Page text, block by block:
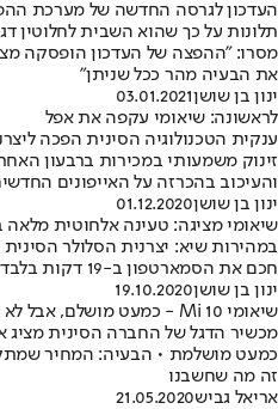
העדכון לגרסה החדשה של מערכת
תלונות על כך שהוא השבית לחלוטין
מסרו: "ההפצה של העדכון הופסקה
את הבעיה מהר ככל שניתן"
ינון בן שושן03.01.2021
לראשונה: שיאומי עקפה את אפל
ענקית הטכנולוגיה הסינית הפכה
זינוק משמעותי במכירות ברבעון
והעיכוב בהכרזה על האייפונים
ינון בן שושן01.12.2020
שיאומי מציגה: טעינה אלחוטית מלאה בכ-20
במהירות שיא: יצרנית הסלולר
חכם את הסמארטפון ב-19 דקות בלבד • צפו בסרטון ההדגמה
ינון בן שושן19.10.2020
שיאומי Mi 10 - כמעט מושלם, אבל לא הכי משתלם
מכשיר הדגל של החברה הסינית
כמעט מושלמת • הבעיה: המחיר
זה מה שחשבנו
אריאל גביש21.05.2020